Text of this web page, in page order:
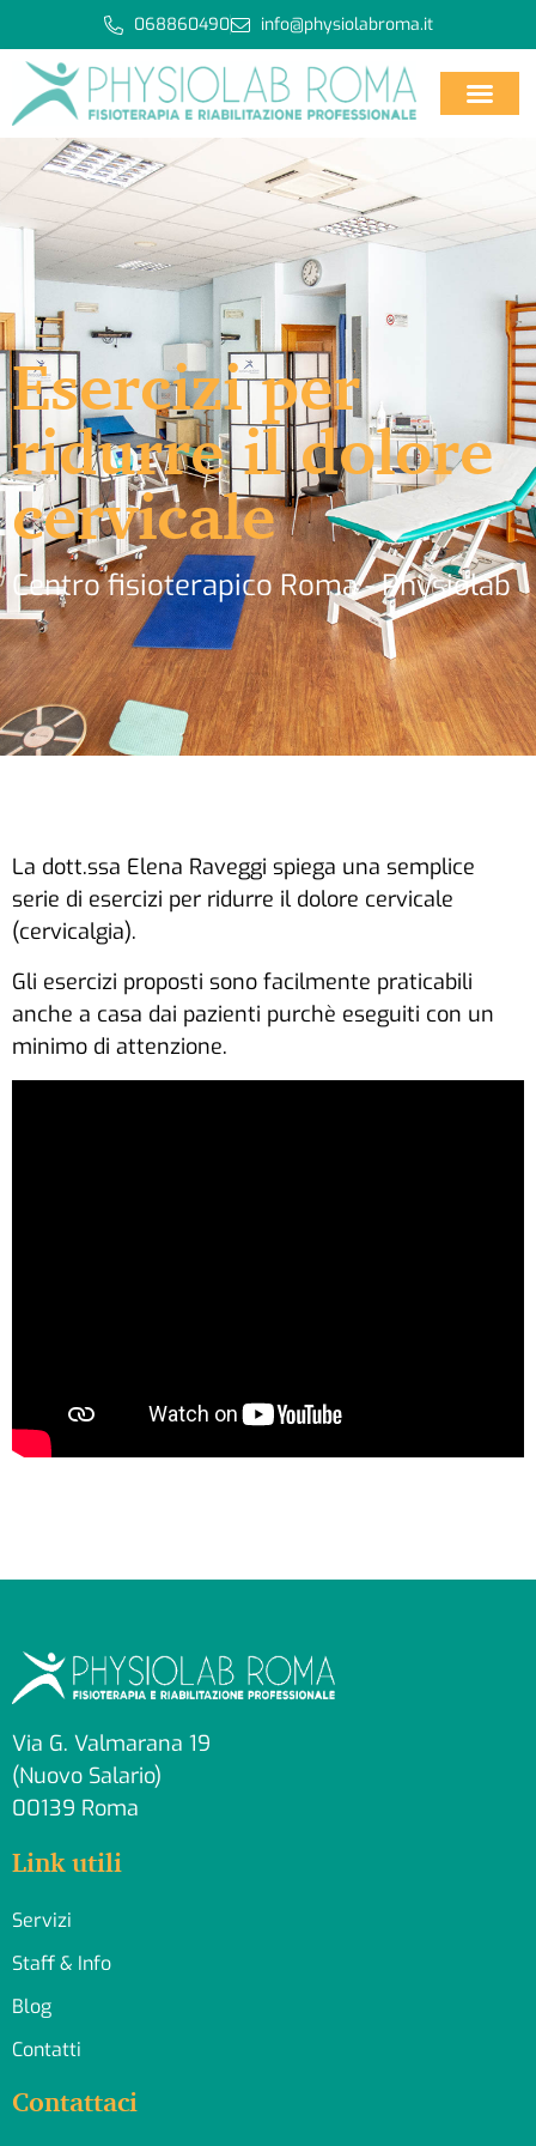
068860490 info@physiolabroma.it
Esercizi per
ridurre il dolore
cervicale
Centro fisioterapico Roma - Physiolab
La dott.ssa Elena Raveggi spiega una semplice
serie di esercizi per ridurre il dolore cervicale
(cervicalgia).
Gli esercizi proposti sono facilmente praticabili
anche a casa dai pazienti purchè eseguiti con un
minimo di attenzione.
Via G. Valmarana 19
(Nuovo Salario)
00139 Roma
Link utili
Servizi
Staff & Info
Blog
Contatti
Contattaci